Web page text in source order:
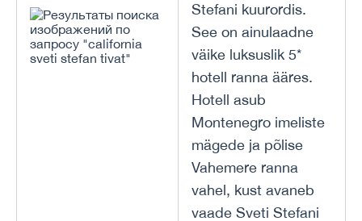
Stefani kuurordis.
See on ainulaadne
väike luksuslik 5*
hotell ranna ääres.
Hotell asub
Montenegro imeliste
mägede ja põlise
Vahemere ranna
vahel, kust avaneb
vaade Sveti Stefani